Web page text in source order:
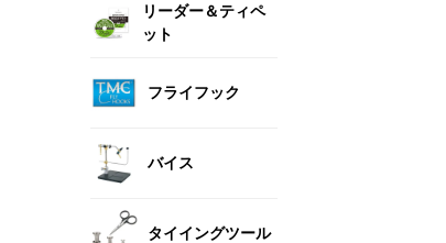
リーダー＆ティペ
ット
フライフック
バイス
タイイングツール